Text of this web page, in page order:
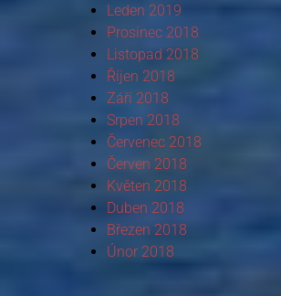
Leden 2019
Prosinec 2018
Listopad 2018
Říjen 2018
Září 2018
Srpen 2018
Červenec 2018
Červen 2018
Květen 2018
Duben 2018
Březen 2018
Únor 2018